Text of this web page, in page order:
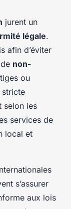
jurent un
légale.
afin d’éviter
non-
ou
stricte
selon les
services de
local et
s’assurer
aux lois